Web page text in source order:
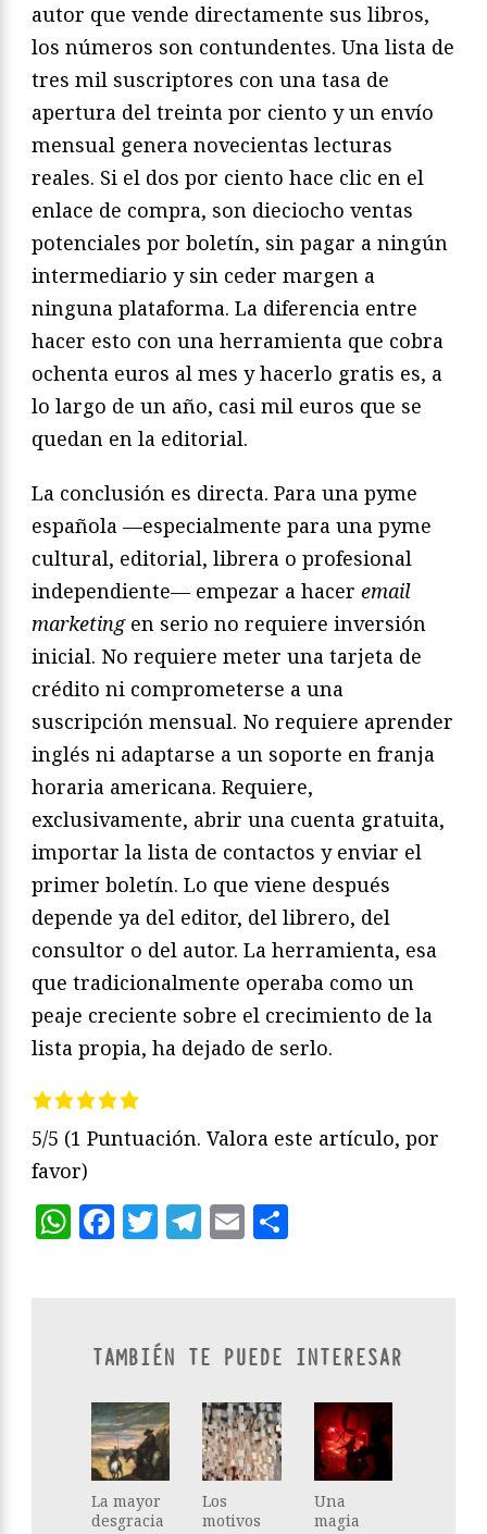
autor que vende directamente sus libros,
los números son contundentes. Una lista de
tres mil suscriptores con una tasa de
apertura del treinta por ciento y un envío
mensual genera novecientas lecturas
reales. Si el dos por ciento hace clic en el
enlace de compra, son dieciocho ventas
potenciales por boletín, sin pagar a ningún
intermediario y sin ceder margen a
ninguna plataforma. La diferencia entre
hacer esto con una herramienta que cobra
ochenta euros al mes y hacerlo gratis es, a
lo largo de un año, casi mil euros que se
quedan en la editorial.
La conclusión es directa. Para una pyme
española —especialmente para una pyme
cultural, editorial, librera o profesional
independiente— empezar a hacer email
marketingen serio no requiere inversión
inicial. No requiere meter una tarjeta de
crédito ni comprometerse a una
suscripción mensual. No requiere aprender
inglés ni adaptarse a un soporte en franja
horaria americana. Requiere,
exclusivamente, abrir una cuenta gratuita,
importar la lista de contactos y enviar el
primer boletín. Lo que viene después
depende ya del editor, del librero, del
consultor o del autor. La herramienta, esa
que tradicionalmente operaba como un
peaje creciente sobre el crecimiento de la
lista propia, ha dejado de serlo.
5/5 (1 Puntuación. Valora este artículo, por
favor)
WhatsApp
Facebook
Twitter
Telegram
Email
TAMBIÉN TE PUEDE INTERESAR
La mayor
desgracia
Los
motivos
Una
magia